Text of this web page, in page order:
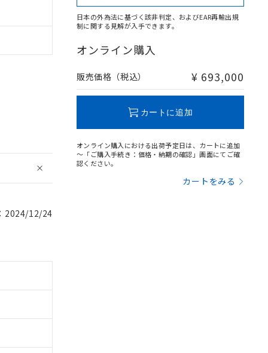
2024/12/24
日本の外為法に基づく該非判定、およびEAR再輸出規
制に関する見解が入手できます。
オンライン購入
販売価格（税込） ¥ 693,000
カートに追加
オンライン購入における出荷予定日は、カートに追加
～「ご購入手続き：価格・納期の確認」画面にてご確
認ください。
カートをみる